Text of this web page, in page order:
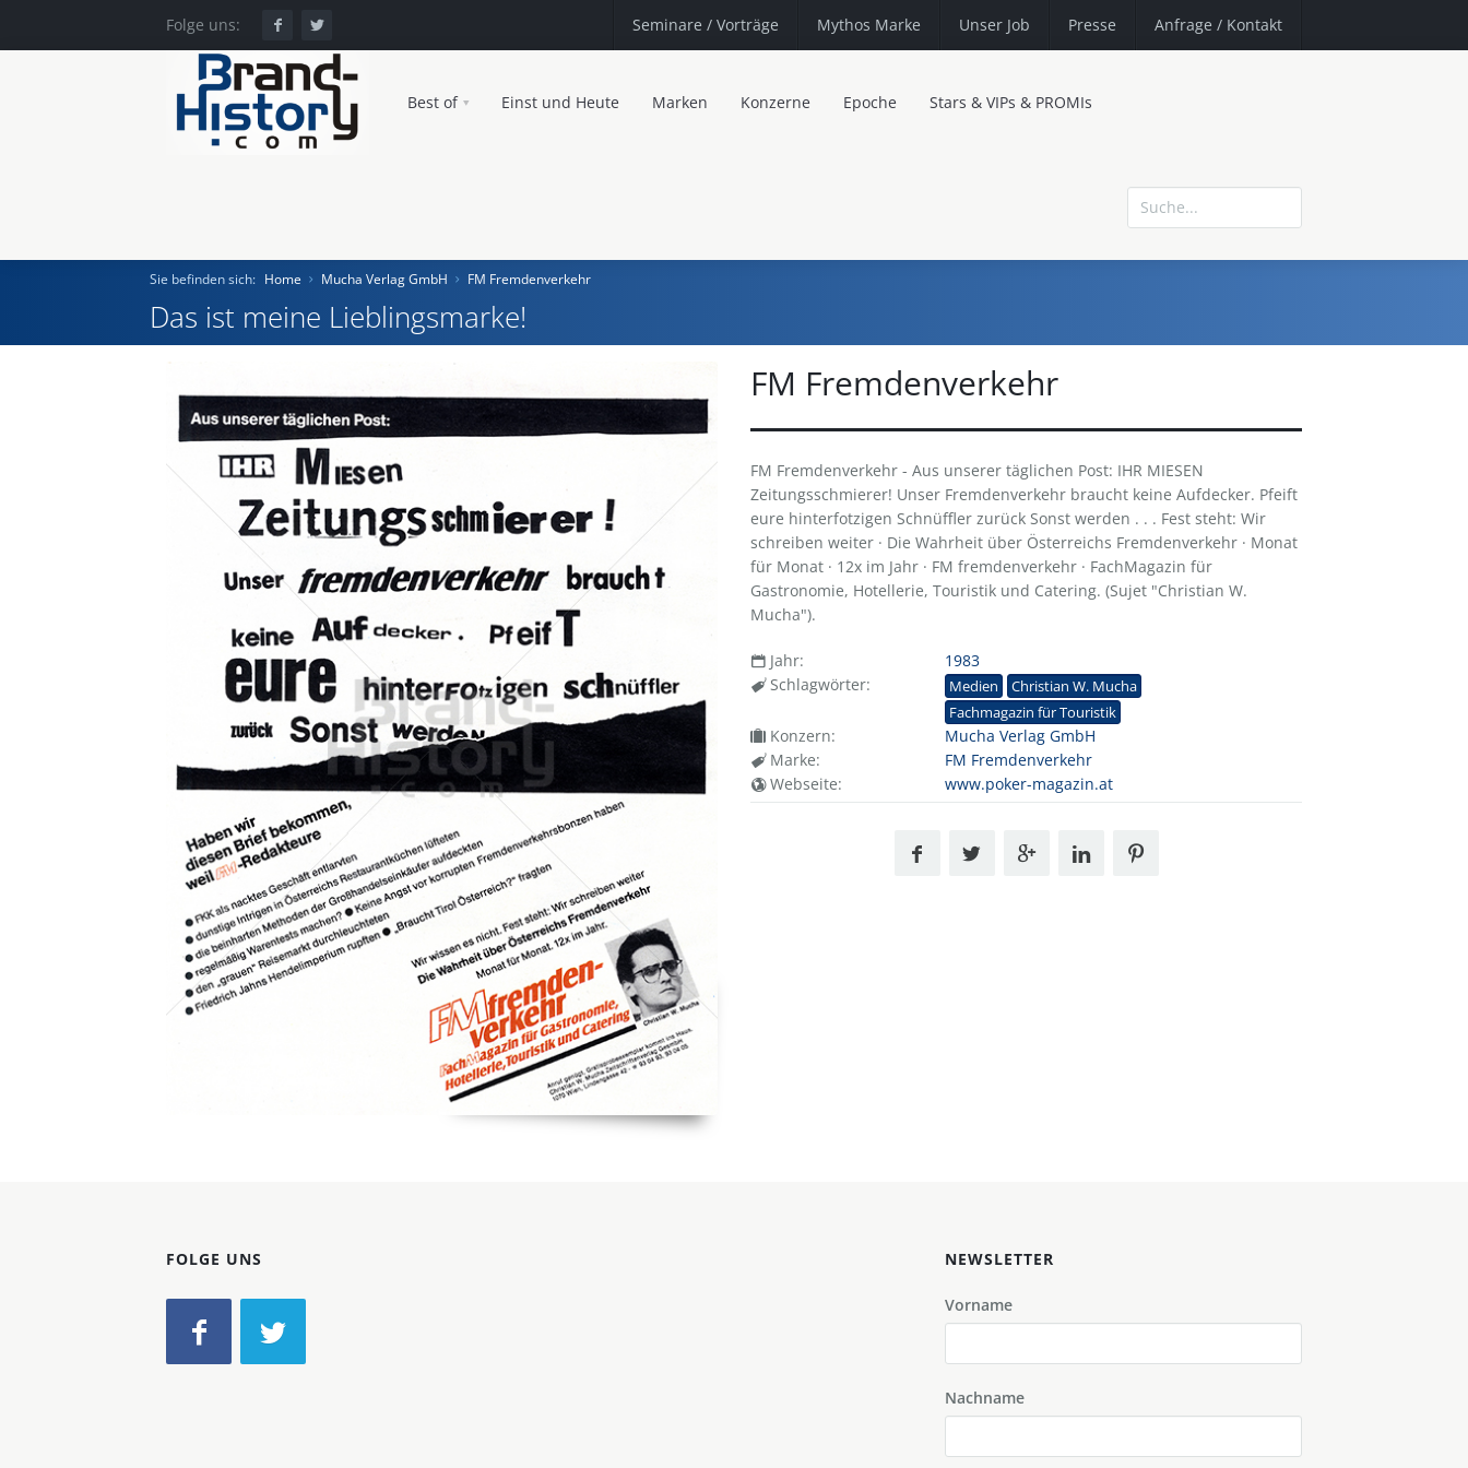
Folge uns: Seminare / Vorträge Mythos Marke Unser Job Presse Anfrage / Kontakt
Best of Einst und Heute Marken Konzerne Epoche Stars & VIPs & PROMIs
Einst und Heute
Marken
Sie befinden sich: Home Mucha Verlag GmbH FM Fremdenverkehr
Das ist meine Lieblingsmarke!
FM Fremdenverkehr
FM Fremdenverkehr - Aus unserer täglichen Post: IHR MIESEN
Zeitungsschmierer! Unser Fremdenverkehr braucht keine Aufdecker. Pfeift
eure hinterfotzigen Schnüffler zurück Sonst werden . . . Fest steht: Wir
schreiben weiter · Die Wahrheit über Österreichs Fremdenverkehr · Monat
für Monat · 12x im Jahr · FM fremdenverkehr · FachMagazin für
Gastronomie, Hotellerie, Touristik und Catering. (Sujet "Christian W.
Mucha").
Jahr:
1983
Schlagwörter:
Medien
Christian W. Mucha
Fachmagazin für Touristik
Konzern:
Mucha Verlag GmbH
Marke:
FM Fremdenverkehr
Webseite:
www.poker-magazin.at
FOLGE UNS NEWSLETTER
Vorname
Nachname